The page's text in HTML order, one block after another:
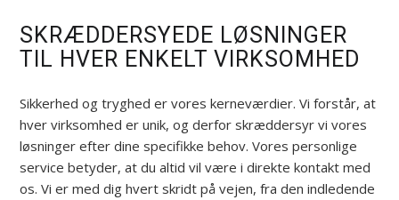
SKRÆDDERSYEDE LØSNINGER
TIL HVER ENKELT VIRKSOMHED
Sikkerhed og tryghed er vores kerneværdier. Vi forstår, at
hver virksomhed er unik, og derfor skræddersyr vi vores
løsninger efter dine specifikke behov. Vores personlige
service betyder, at du altid vil være i direkte kontakt med
os. Vi er med dig hvert skridt på vejen, fra den indledende